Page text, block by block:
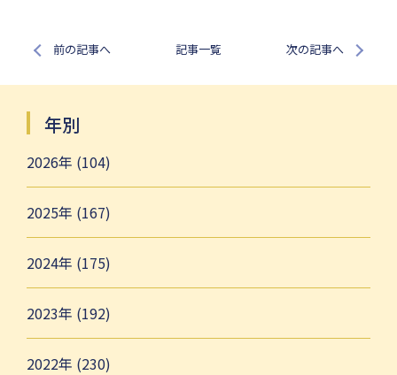
前の記事へ 記事一覧 次の記事へ
年別
2026年 (104)
2025年 (167)
2024年 (175)
2023年 (192)
2022年 (230)